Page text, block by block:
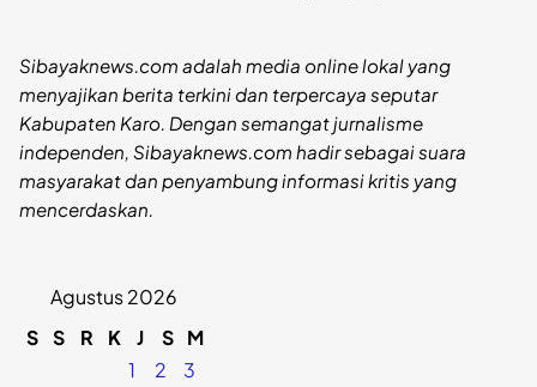
Sibayaknews.com adalah media online lokal yang
menyajikan berita terkini dan terpercaya seputar
Kabupaten Karo. Dengan semangat jurnalisme
independen, Sibayaknews.com hadir sebagai suara
masyarakat dan penyambung informasi kritis yang
mencerdaskan.
Agustus 2026
S S R K J S M
1
2
3